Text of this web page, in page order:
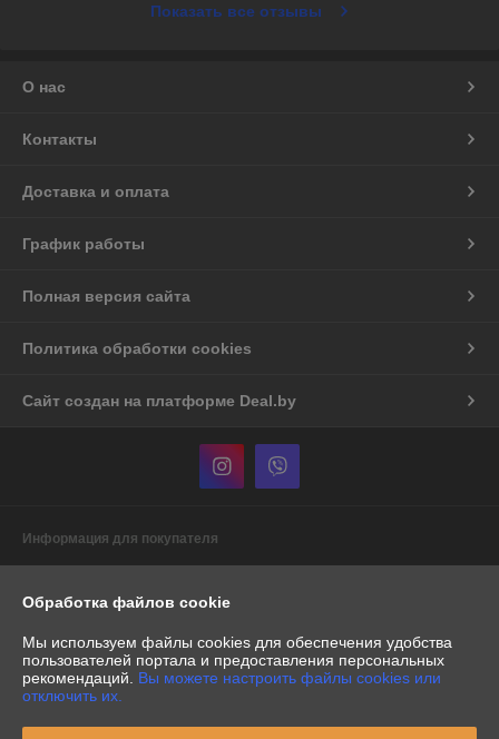
Показать все отзывы
О нас
Контакты
Доставка и оплата
График работы
Полная версия сайта
Политика обработки cookies
Сайт создан на платформе Deal.by
Информация для покупателя
Республика Беларусь, г. Минск, пр-т. Рокоссовского, д.60/1, кв.386
Регистрационный номер ЕГР: 191153088
УНП: 191153088
Обработка файлов cookie
Мы используем файлы cookies для обеспечения удобства
пользователей портала и предоставления персональных
рекомендаций. Вы можете настроить файлы cookies или
отключить их.